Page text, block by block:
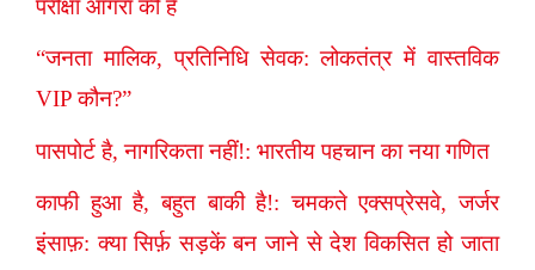
परीक्षा आगरा की है
“जनता मालिक, प्रतिनिधि सेवक: लोकतंत्र में वास्तविक
VIP कौन?”
पासपोर्ट है, नागरिकता नहीं!: भारतीय पहचान का नया गणित
काफी हुआ है, बहुत बाकी है!: चमकते एक्सप्रेसवे, जर्जर
इंसाफ़: क्या सिर्फ़ सड़कें बन जाने से देश विकसित हो जाता